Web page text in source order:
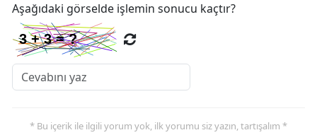
Aşağıdaki görselde işlemin sonucu kaçtır?
* Bu içerik ile ilgili yorum yok, ilk yorumu siz yazın, tartışalım *